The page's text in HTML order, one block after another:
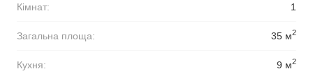
Кімнат: 1
Загальна площа: 35 м2
Кухня: 9 м2